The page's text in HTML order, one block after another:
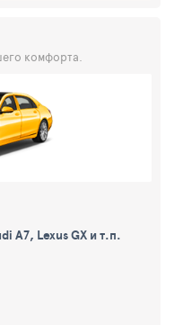
комфорта.
A7, Lexus GX и т.п.